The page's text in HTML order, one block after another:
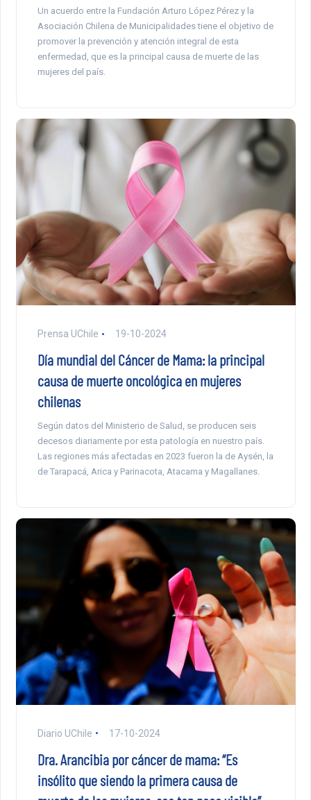
Un acuerdo entre la Fundación Arturo López Pérez y la
Asociación Chilena de Municipalidades tiene el objetivo de
promover la prevención y atención integral de esta
enfermedad, que es la principal causa de muerte de las
mujeres del país.
Prensa UChile 19-10-2024
Día mundial del Cáncer de Mama: la principal
causa de muerte oncológica en mujeres
chilenas
Según datos del Ministerio de Salud, se producen seis
decesos diariamente por esta patología en nuestro país.
Las regiones más afectadas en 2023 fueron la de Aysén, la
de Tarapacá, Arica y Parinacota, Atacama y Magallanes.
Diario UChile 17-10-2024
Dra. Arancibia por cáncer de mama: “Es
insólito que siendo la primera causa de